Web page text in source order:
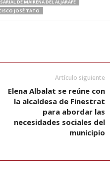
DE MAIRENA DEL ALJARAFE
JOSÉ TATO
Artículo siguiente
Elena Albalat se reúne con
la alcaldesa de Finestrat
para abordar las
necesidades sociales del
municipio